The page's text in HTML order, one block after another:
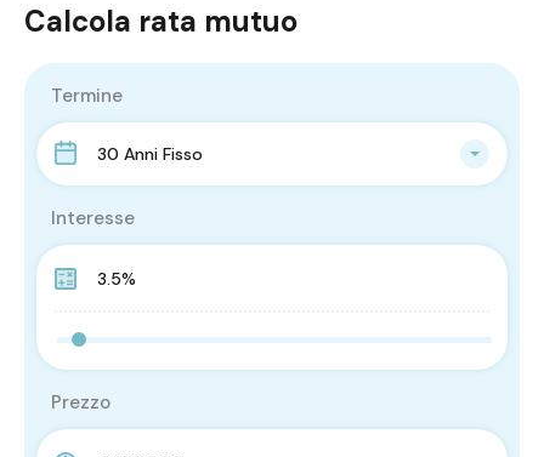
Calcola rata mutuo
Termine
30 Anni Fisso
Interesse
Prezzo